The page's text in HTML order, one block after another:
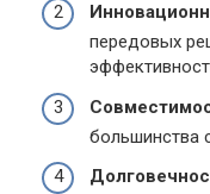
передовых
большинства